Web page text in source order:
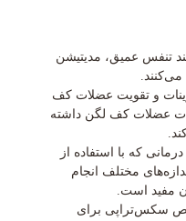
تنفس عمیق، مدیتیشن
و تقویت عضلات کف
عضلات کف لگن داشته
درمانی که با استفاده از
مختلف انجام
مفید است.
سکس‌تراپی برای